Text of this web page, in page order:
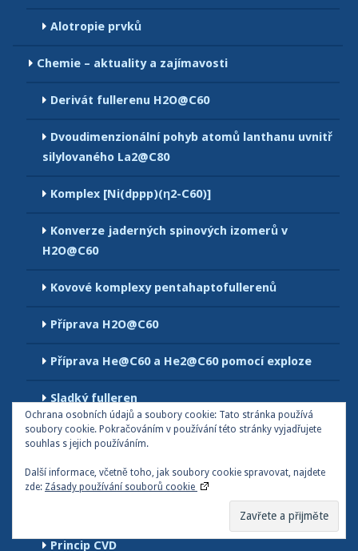
Alotropie prvků
Chemie – aktuality a zajímavosti
Derivát fullerenu H2O@C60
Dvoudimenzionální pohyb atomů lanthanu uvnitř
silylovaného La2@C80
Komplex [Ni(dppp)(η2-C60)]
Konverze jaderných spinových izomerů v
H2O@C60
Kovové komplexy pentahaptofullerenů
Příprava H2O@C60
Příprava He@C60 a He2@C60 pomocí exploze
Sladký fulleren
Syntéza Ph3SnSH
CVD
Princip CVD
Ochrana osobních údajů a soubory cookie: Tato stránka používá
soubory cookie. Pokračováním v používání této stránky vyjadřujete
souhlas s jejich používáním.
Další informace, včetně toho, jak soubory cookie spravovat, najdete
zde: Zásady používání souborů cookie